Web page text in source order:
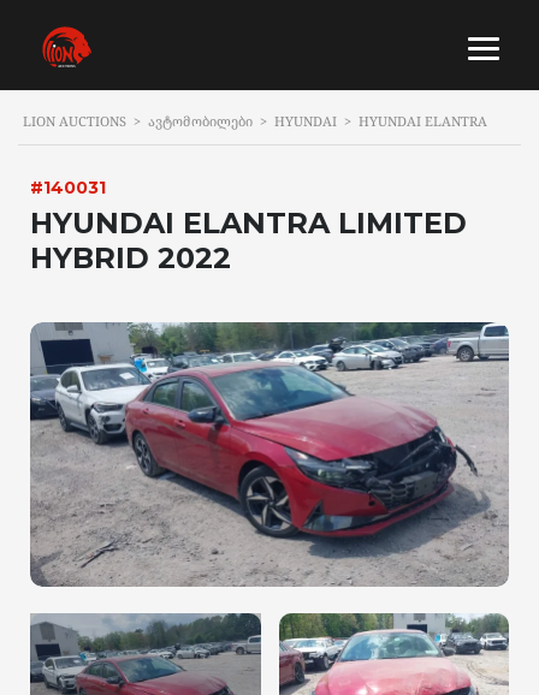
LION AUCTIONS > ᲐᲕᲢᲝᲛᲝᲑᲘᲚᲔᲑᲘ > HYUNDAI > HYUNDAI ELANTRA
#140031
HYUNDAI ELANTRA LIMITED
HYBRID 2022